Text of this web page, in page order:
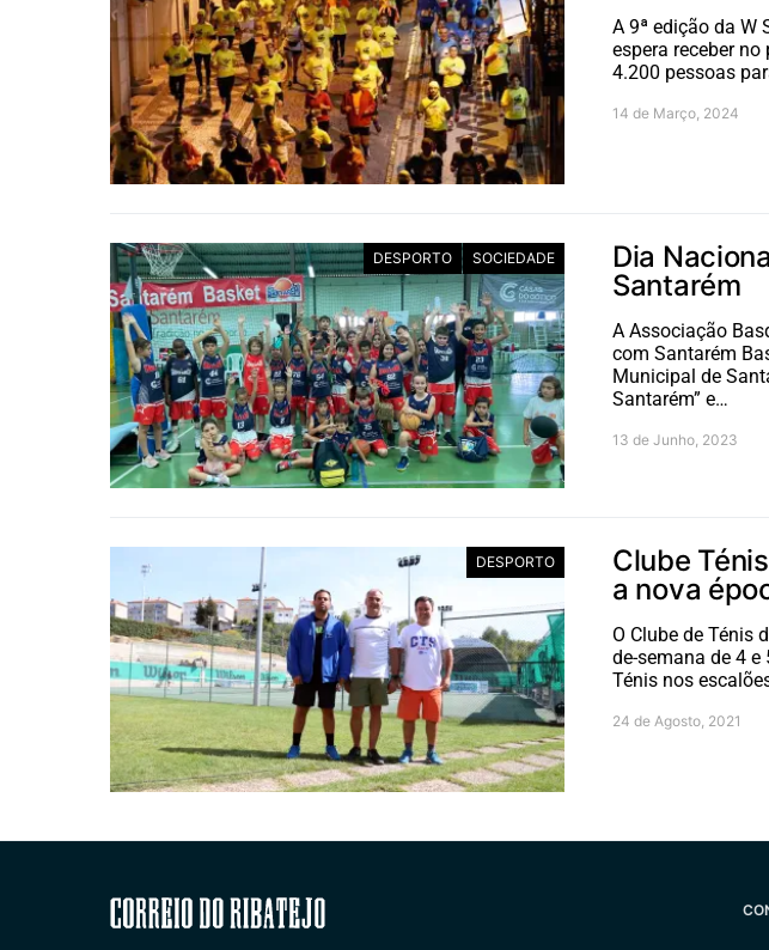
A 9ª edição da W
espera receber
4.200 pessoas
14 de Março, 2024
DESPORTO SOCIEDADE
Dia
Santarém
A Associação
com Santarém
Municipal de
Santarém” e…
13 de Junho, 2023
DESPORTO
Clube
a nova
O Clube de Ténis
de-semana de 4
Ténis nos
24 de Agosto, 2021
Correio do Ribatejo